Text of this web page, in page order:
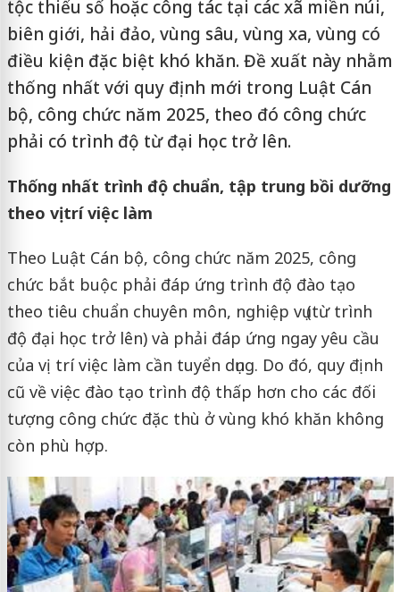
tộc thiểu số hoặc công tác tại các xã miền núi,
biên giới, hải đảo, vùng sâu, vùng xa, vùng có
điều kiện đặc biệt khó khăn. Đề xuất này nhằm
thống nhất với quy định mới trong Luật Cán
bộ, công chức năm 2025, theo đó công chức
phải có trình độ từ đại học trở lên.
Thống nhất trình độ chuẩn, tập trung bồi dưỡng
theo vị trí việc làm
Theo Luật Cán bộ, công chức năm 2025, công
chức bắt buộc phải đáp ứng trình độ đào tạo
theo tiêu chuẩn chuyên môn, nghiệp vụ (từ trình
độ đại học trở lên) và phải đáp ứng ngay yêu cầu
của vị trí việc làm cần tuyển dụng. Do đó, quy định
cũ về việc đào tạo trình độ thấp hơn cho các đối
tượng công chức đặc thù ở vùng khó khăn không
còn phù hợp.